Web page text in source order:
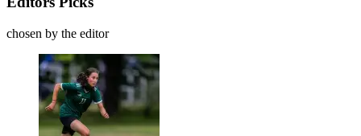
chosen by the editor